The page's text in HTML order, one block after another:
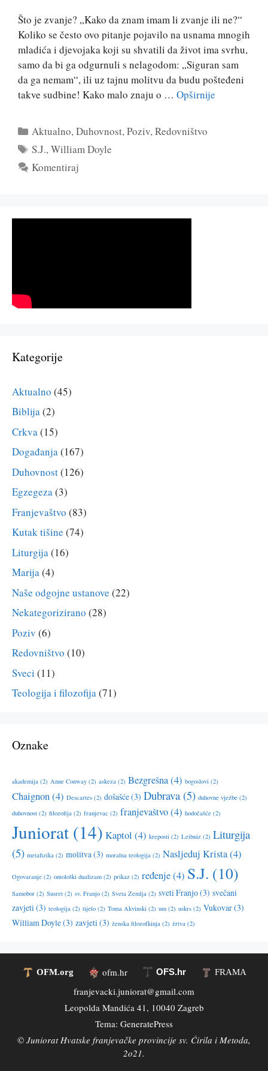
Što je zvanje? „Kako da znam imam li zvanje ili ne?“
Koliko se često ovo pitanje pojavilo na usnama mnogih
mladića i djevojaka koji su shvatili da život ima svrhu,
samo da bi ga odgurnuli s nelagodom: „Siguran sam
da ga nemam“, ili uz tajnu molitvu da budu pošteđeni
takve sudbine! Kako malo znaju o … Opširnije
Kategorije
Aktualno,Duhovnost,Poziv,Redovništvo
Oznake
S.J.,William Doyle
Komentiraj
Kategorije
Aktualno (45)
Biblija(2)
Crkva (15)
Događanja(167)
Duhovnost(126)
Egzegeza(3)
Franjevaštvo (83)
Kutak tišine (74)
Liturgija (16)
Marija(4)
Naše odgojne ustanove (22)
Nekategorizirano (28)
Poziv (6)
Redovništvo (10)
Sveci (11)
Teologija i filozofija(71)
Oznake
akademija (2) Anne Conway (2) askeza (2) Bezgrešna(4) bogoslovi (2)
Chaignon(4) Descartes (2) došašće(3) Dubrava (5) duhovne vježbe (2)
duhovnost (2) filozofija (2) franjevac (2) franjevaštvo(4) hodočašće (2)
Juniorat (14) Kaptol (4) kreposti (2) Leibniz (2) Liturgija
(5) metafizika (2) molitva(3) moralna teologija (2) Nasljeduj Krista(4)
Ogovaranje (2) ontološki dualizam (2) prikaz (2) ređenje(4) S.J. (10)
Samobor (2) Susret (2) sv. Franjo (2) Sveta Zemlja (2) sveti Franjo(3) svečani
zavjeti(3) teologija (2) tijelo (2) Toma Akvinski (2) um (2) uskrs (2) Vukovar(3)
William Doyle(3) zavjeti(3) ženska filozofkinja (2) žrtva (2)
OFM.org ofm.hr OFS.hr FRAMA
franjevacki.juniorat@gmail.com
Leopolda Mandića 41, 10040 Zagreb
Tema: GeneratePress
© Juniorat Hvatske franjevačke provincije sv. Ćirila i Metoda,
2o21.